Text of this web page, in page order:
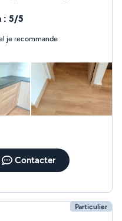
: 5/5
je recommande
Contacter
Particulier